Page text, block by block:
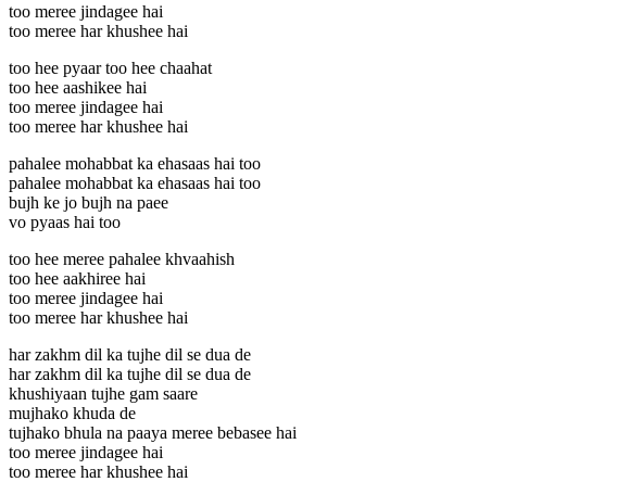
too meree jindagee hai
too meree har khushee hai
too hee pyaar too hee chaahat
too hee aashikee hai
too meree jindagee hai
too meree har khushee hai
pahalee mohabbat ka ehasaas hai too
pahalee mohabbat ka ehasaas hai too
bujh ke jo bujh na paee
vo pyaas hai too
too hee meree pahalee khvaahish
too hee aakhiree hai
too meree jindagee hai
too meree har khushee hai
har zakhm dil ka tujhe dil se dua de
har zakhm dil ka tujhe dil se dua de
khushiyaan tujhe gam saare
mujhako khuda de
tujhako bhula na paaya meree bebasee hai
too meree jindagee hai
too meree har khushee hai